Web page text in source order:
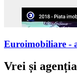
Euroimobiliare -
Vrei și